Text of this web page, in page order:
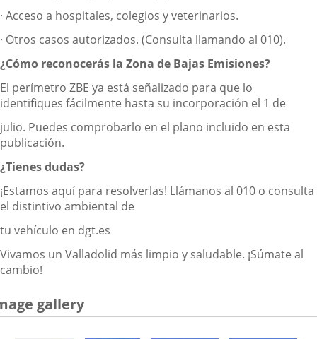
· Acceso a hospitales, colegios y veterinarios.
· Otros casos autorizados. (Consulta llamando al 010).
¿Cómo reconocerás la Zona de Bajas Emisiones?
El perímetro ZBE ya está señalizado para que lo
identifiques fácilmente hasta su incorporación el 1 de
julio. Puedes comprobarlo en el plano incluido en esta
publicación.
¿Tienes dudas?
¡Estamos aquí para resolverlas! Llámanos al 010 o consulta
el distintivo ambiental de
tu vehículo en dgt.es
Vivamos un Valladolid más limpio y saludable. ¡Súmate al
cambio!
gallery